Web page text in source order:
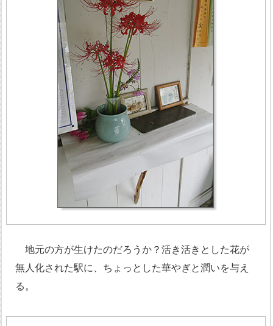
地元の方が生けたのだろうか？活き活きとした花が
無人化された駅に、ちょっとした華やぎと潤いを与え
る。